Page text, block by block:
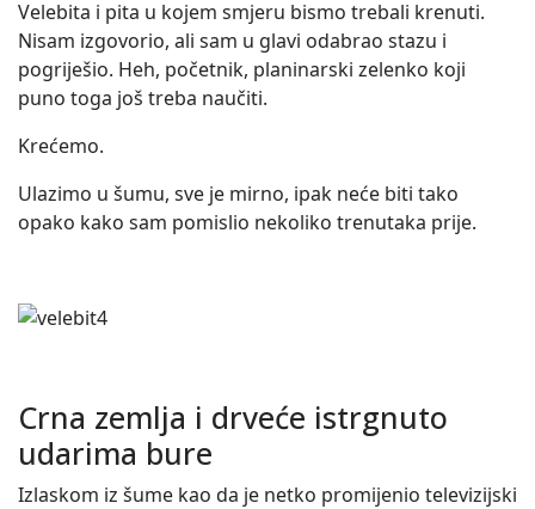
Velebita i pita u kojem smjeru bismo trebali krenuti.
Nisam izgovorio, ali sam u glavi odabrao stazu i
pogriješio. Heh, početnik, planinarski zelenko koji
puno toga još treba naučiti.
Krećemo.
Ulazimo u šumu, sve je mirno, ipak neće biti tako
opako kako sam pomislio nekoliko trenutaka prije.
Crna zemlja i drveće istrgnuto
udarima bure
Izlaskom iz šume kao da je netko promijenio televizijski